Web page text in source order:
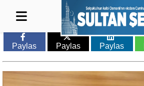
Paylas Paylas Paylas